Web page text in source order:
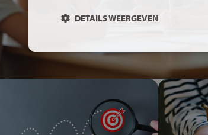
DETAILS WEERGEVEN